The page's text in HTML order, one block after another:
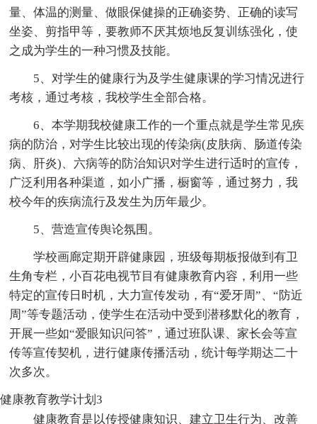
量、体温的测量、做眼保健操的正确姿势、正确的读写
坐姿、剪指甲等，要教师不厌其烦地反复训练强化，使
之成为学生的一种习惯及技能。
5、对学生的健康行为及学生健康课的学习情况进行
考核，通过考核，我校学生全部合格。
6、本学期我校健康工作的一个重点就是学生常见疾
病的防治，对学生比较出现的传染病(皮肤病、肠道传染
病、肝炎)、六病等的防治知识对学生进行适时的宣传，
广泛利用各种渠道，如小广播，橱窗等，通过努力，我
校今年的疾病流行及发生为历年最少。
5、营造宣传舆论氛围。
学校画廊定期开辟健康园，班级每期板报做到有卫
生角专栏，小百花电视节目有健康教育内容，利用一些
特定的宣传日时机，大力宣传发动，有“爱牙周”、“防近
周”等专题活动，使学生在活动中受到潜移默化的教育，
开展一些如“爱眼知识问答”，通过班队课、家长会等宣
传等宣传契机，进行健康传播活动，统计每学期达二十
次多次。
健康教育教学计划3
健康教育是以传授健康知识、建立卫生行为、改善